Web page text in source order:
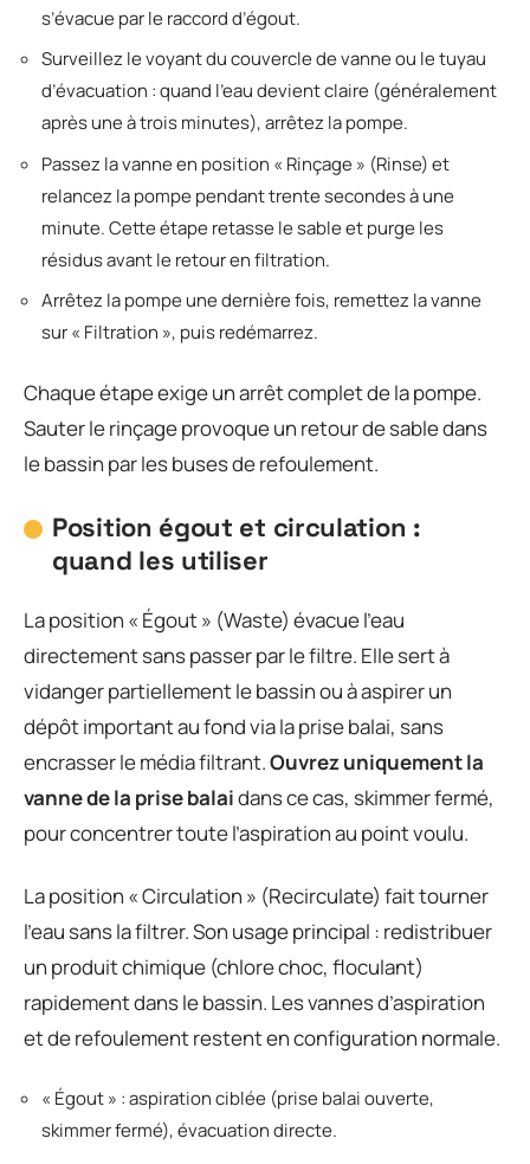
s’évacue par le raccord d’égout.
Surveillez le voyant du couvercle de vanne ou le tuyau
d’évacuation : quand l’eau devient claire (généralement
après une à trois minutes), arrêtez la pompe.
Passez la vanne en position « Rinçage » (Rinse) et
relancez la pompe pendant trente secondes à une
minute. Cette étape retasse le sable et purge les
résidus avant le retour en filtration.
Arrêtez la pompe une dernière fois, remettez la vanne
sur « Filtration », puis redémarrez.
Chaque étape exige un arrêt complet de la pompe.
Sauter le rinçage provoque un retour de sable dans
le bassin par les buses de refoulement.
Position égout et circulation :
quand les utiliser
La position « Égout » (Waste) évacue l’eau
directement sans passer par le filtre. Elle sert à
vidanger partiellement le bassin ou à aspirer un
dépôt important au fond via la prise balai, sans
encrasser le média filtrant.Ouvrez uniquement la
vanne de la prise balaidans ce cas, skimmer fermé,
pour concentrer toute l’aspiration au point voulu.
La position « Circulation » (Recirculate) fait tourner
l’eau sans la filtrer. Son usage principal : redistribuer
un produit chimique (chlore choc, floculant)
rapidement dans le bassin. Les vannes d’aspiration
et de refoulement restent en configuration normale.
« Égout » : aspiration ciblée (prise balai ouverte,
skimmer fermé), évacuation directe.